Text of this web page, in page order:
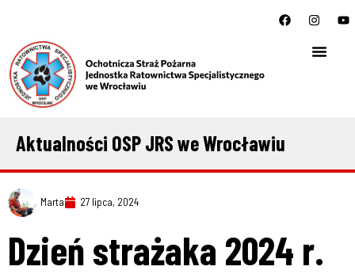
Aktualności OSP JRS we Wrocławiu
Marta 27 lipca, 2024
Dzień strażaka 2024 r.